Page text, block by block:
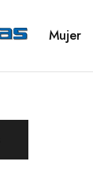
Mujer